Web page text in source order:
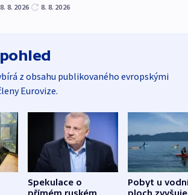
8. 8. 2026 8. 8. 2026
z obsahu publikovaného evropskými
Eurovize.
Spekulace o
přímém ruském
Pobyt u
ploch zvyšuje